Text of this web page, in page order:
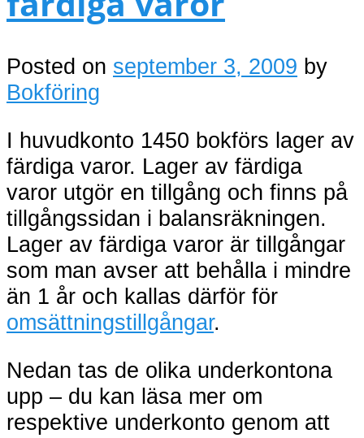
Posted on september 3, 2009 by
Bokföring
I huvudkonto 1450 bokförs lager av
färdiga varor. Lager av färdiga
varor utgör en tillgång och finns på
tillgångssidan i balansräkningen.
Lager av färdiga varor är tillgångar
som man avser att behålla i mindre
än 1 år och kallas därför för
omsättningstillgångar.
Nedan tas de olika underkontona
upp – du kan läsa mer om
respektive underkonto genom att